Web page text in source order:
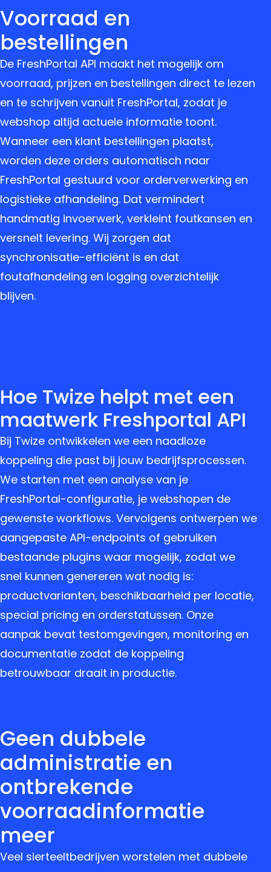
Voorraad en
bestellingen
De FreshPortal API maakt het mogelijk om
voorraad, prijzen en bestellingen direct te lezen
en te schrijven vanuit FreshPortal, zodat je
webshop altijd actuele informatie toont.
Wanneer een klant bestellingen plaatst,
worden deze orders automatisch naar
FreshPortal gestuurd voor orderverwerking en
logistieke afhandeling. Dat vermindert
handmatig invoerwerk, verkleint foutkansen en
versnelt levering. Wij zorgen dat
synchronisatie-efficiënt is en dat
foutafhandeling en logging overzichtelijk
blijven.
Hoe Twize helpt met een
maatwerk Freshportal API
Bij Twize ontwikkelen we een naadloze
koppeling die past bij jouw bedrijfsprocessen.
We starten met een analyse van je
FreshPortal-configuratie, je webshopen de
gewenste workflows. Vervolgens ontwerpen we
aangepaste API-endpoints of gebruiken
bestaande plugins waar mogelijk, zodat we
snel kunnen genereren wat nodig is:
productvarianten, beschikbaarheid per locatie,
special pricing en orderstatussen. Onze
aanpak bevat testomgevingen, monitoring en
documentatie zodat de koppeling
betrouwbaar draait in productie.
Geen dubbele
administratie en
ontbrekende
voorraadinformatie
meer
Veel sierteeltbedrijven worstelen met dubbele